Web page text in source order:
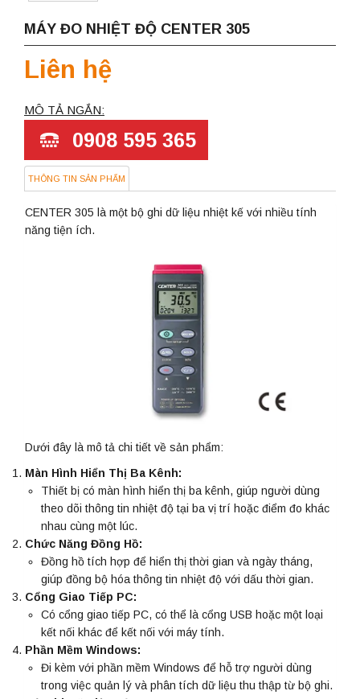
MÁY ĐO NHIỆT ĐỘ CENTER 305
Liên hệ
MÔ TẢ NGẮN:
0908 595 365
THÔNG TIN SẢN PHẨM
CENTER 305 là một bộ ghi dữ liệu nhiệt kế với nhiều tính
năng tiện ích.
Dưới đây là mô tả chi tiết về sản phẩm:
Màn Hình Hiển Thị Ba Kênh:
Thiết bị có màn hình hiển thị ba kênh, giúp người dùng
theo dõi thông tin nhiệt độ tại ba vị trí hoặc điểm đo khác
nhau cùng một lúc.
Chức Năng Đồng Hồ:
Đồng hồ tích hợp để hiển thị thời gian và ngày tháng,
giúp đồng bộ hóa thông tin nhiệt độ với dấu thời gian.
Cổng Giao Tiếp PC:
Có cổng giao tiếp PC, có thể là cổng USB hoặc một loại
kết nối khác để kết nối với máy tính.
Phần Mềm Windows:
Đi kèm với phần mềm Windows để hỗ trợ người dùng
trong việc quản lý và phân tích dữ liệu thu thập từ bộ ghi.